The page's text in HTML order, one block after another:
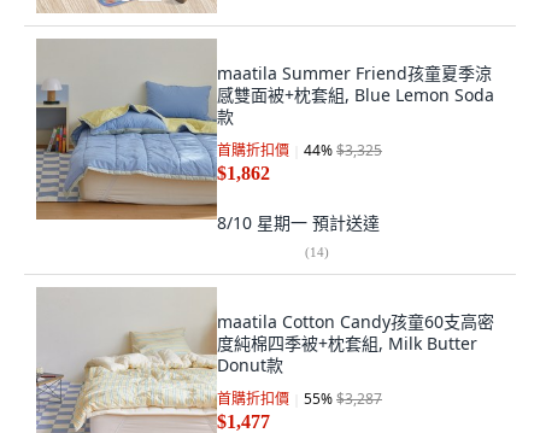
maatila Summer Friend孩童夏季涼
感雙面被+枕套組, Blue Lemon Soda
款
首購折扣價 44%$3,325
$1,862
8/10 星期一 預計送達
(14)
maatila Cotton Candy孩童60支高密
度純棉四季被+枕套組, Milk Butter
Donut款
首購折扣價 55%$3,287
$1,477